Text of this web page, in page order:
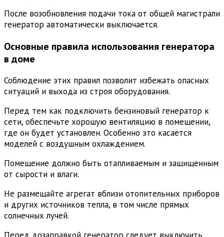
После возобновления подачи тока от общей магистрали
генератор автоматически выключается.
Основные правила использования генератора
в доме
Соблюдение этих правил позволит избежать опасных
ситуаций и выхода из строя оборудования.
Перед тем как подключить бензиновый генератор к
сети, обеспечьте хорошую вентиляцию в помещении,
где он будет установлен. Особенно это касается
моделей с воздушным охлаждением.
Помещение должно быть отапливаемым и защищенным
от сырости и влаги.
Не размещайте агрегат вблизи отопительных приборов
и других источников тепла, в том числе прямых
солнечных лучей.